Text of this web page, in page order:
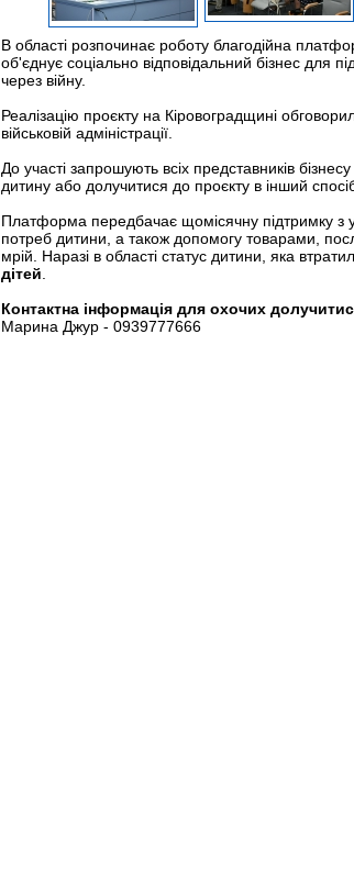
В області розпочинає роботу благодійна
об'єднує соціально відповідальний бізнес для
через війну.
Реалізацію проєкту на Кіровоградщині
військовій адміністрації.
До участі запрошують всіх представників бізнесу
дитину або долучитися до проєкту в інший
Платформа передбачає щомісячну підтримку з
потреб дитини, а також допомогу товарами,
мрій. Наразі в області статус дитини, яка
дітей
Контактна інформація для охочих
Марина Джур - 0939777666